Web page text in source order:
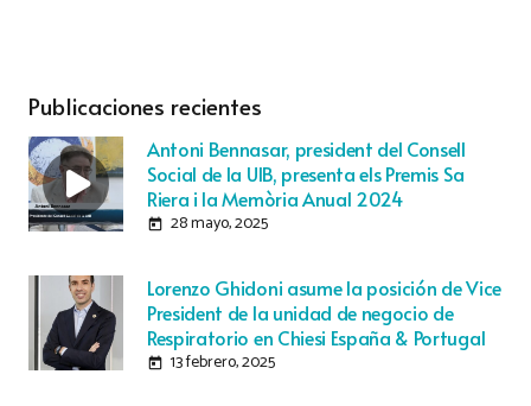
Publicaciones recientes
Antoni Bennasar, president del Consell
Social de la UIB, presenta els Premis Sa
Riera i la Memòria Anual 2024
today 28 mayo, 2025
Lorenzo Ghidoni asume la posición de Vice
President de la unidad de negocio de
Respiratorio en Chiesi España & Portugal
today 13 febrero, 2025